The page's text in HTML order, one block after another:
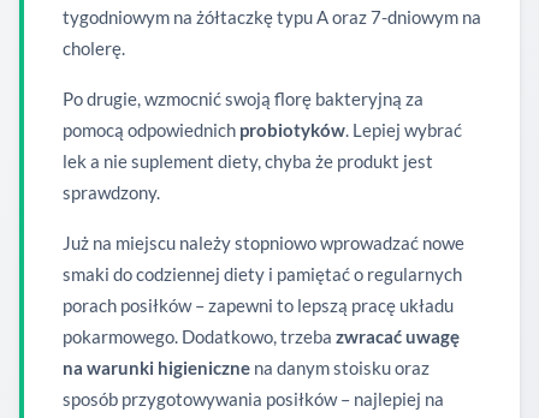
tygodniowym na żółtaczkę typu A oraz 7-dniowym na
cholerę.
Po drugie, wzmocnić swoją florę bakteryjną za
pomocą odpowiednich probiotyków. Lepiej wybrać
lek a nie suplement diety, chyba że produkt jest
sprawdzony.
Już na miejscu należy stopniowo wprowadzać nowe
smaki do codziennej diety i pamiętać o regularnych
porach posiłków – zapewni to lepszą pracę układu
pokarmowego. Dodatkowo, trzeba zwracać uwagę
na warunki higieniczne na danym stoisku oraz
sposób przygotowywania posiłków – najlepiej na